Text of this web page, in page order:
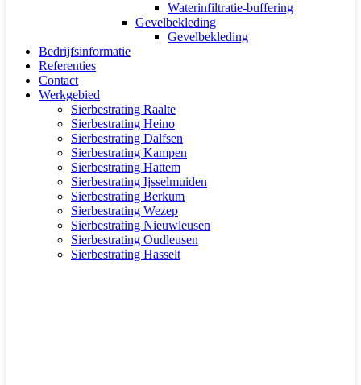
Waterinfiltratie-buffering
Gevelbekleding
Gevelbekleding
Bedrijfsinformatie
Referenties
Contact
Werkgebied
Sierbestrating Raalte
Sierbestrating Heino
Sierbestrating Dalfsen
Sierbestrating Kampen
Sierbestrating Hattem
Sierbestrating Ijsselmuiden
Sierbestrating Berkum
Sierbestrating Wezep
Sierbestrating Nieuwleusen
Sierbestrating Oudleusen
Sierbestrating Hasselt